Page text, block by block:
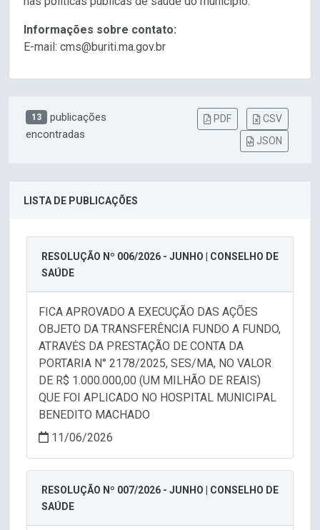
Informações sobre contato:
E-mail: cms@buriti.ma.gov.br
13
publicações
encontradas
PDF
CSV
JSON
LISTA DE PUBLICAÇÕES
RESOLUÇÃO Nº 006/2026 - JUNHO | CONSELHO DE
SAÚDE
FICA APROVADO A EXECUÇÃO DAS AÇÕES
OBJETO DA TRANSFERÊNCIA FUNDO A FUNDO,
ATRAVĖS DA PRESTAÇÃO DE CONTA DA
PORTARIA N° 2178/2025, SES/MA, NO VALOR
DE R$ 1.000.000,00 (UM MILHÃO DE REAIS)
QUE FOI APLICADO NO HOSPITAL MUNICIPAL
BENEDITO MACHADO
11/06/2026
RESOLUÇÃO Nº 007/2026 - JUNHO | CONSELHO DE
SAÚDE